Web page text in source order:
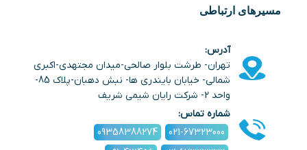
مسیرهای ارتباطی
آدرس:
تهران- طرشت بلوار صالحی-میدان مجتهدی-اکبری
شمالی- خیابان بایندری ها- نبش دهبان-پلاک 85-
واحد 2- شرکت رایان شیمی شریف
شماره تماس:
021-67323000
09358388274